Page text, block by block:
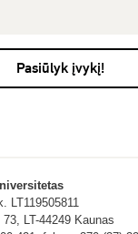
Pasiūlyk įvykį!
LT119505811
LT-44249 Kaunas